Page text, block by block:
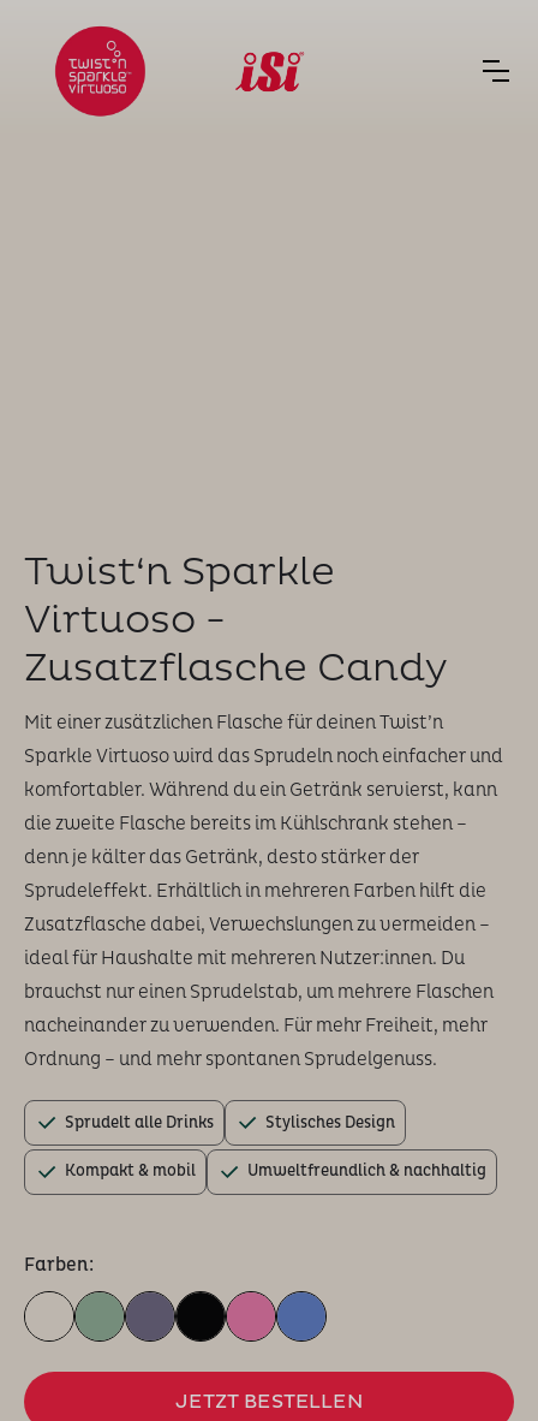
Twist‘n Sparkle
Virtuoso -
Zusatzflasche Candy
Mit einer zusätzlichen Flasche für deinen Twist’n
Sparkle Virtuoso wird das Sprudeln noch einfacher und
komfortabler. Während du ein Getränk servierst, kann
die zweite Flasche bereits im Kühlschrank stehen –
denn je kälter das Getränk, desto stärker der
Sprudeleffekt. Erhältlich in mehreren Farben hilft die
Zusatzflasche dabei, Verwechslungen zu vermeiden –
ideal für Haushalte mit mehreren Nutzer:innen. Du
brauchst nur einen Sprudelstab, um mehrere Flaschen
nacheinander zu verwenden. Für mehr Freiheit, mehr
Ordnung – und mehr spontanen Sprudelgenuss.
Sprudelt alle Drinks Stylisches Design
Kompakt & mobil Umweltfreundlich & nachhaltig
Farben:
JETZT BESTELLEN